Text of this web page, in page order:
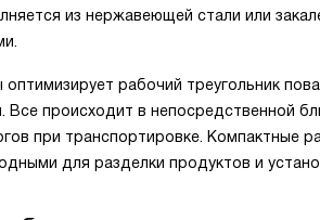
из нержавеющей стали или
рабочий треугольник
происходит в непосредственной
при транспортировке. Компактные
для разделки продуктов и